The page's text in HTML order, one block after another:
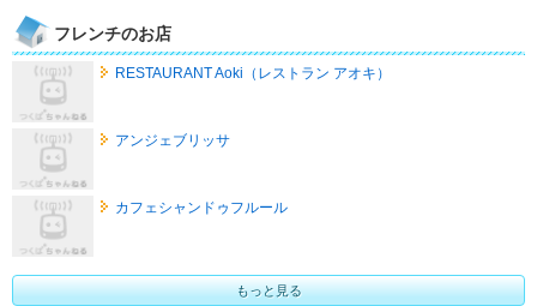
フレンチのお店
RESTAURANT Aoki（レストラン アオキ）
アンジェブリッサ
カフェシャンドゥフルール
もっと見る